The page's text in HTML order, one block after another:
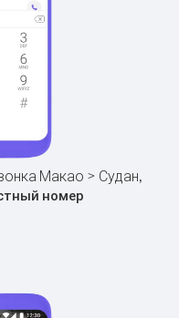
Макао > Судан,
номер